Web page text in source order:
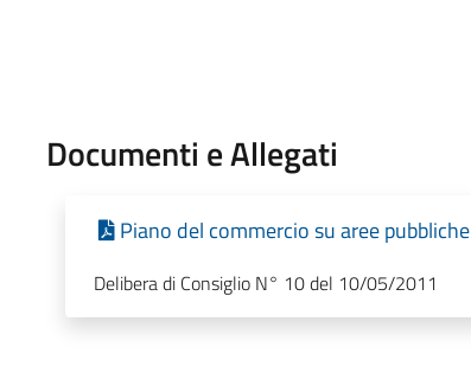
Documenti e Allegati
Piano del commercio su aree pubbliche
Delibera di Consiglio N° 10 del 10/05/2011